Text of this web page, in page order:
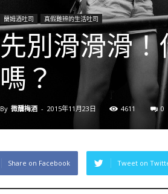
蘭姆酒吐司 真假難辨的生活吐司
先別滑滑滑
嗎？
By 微醺梅酒 - 2015年11月23日 4611 0
Share on Facebook Tweet on